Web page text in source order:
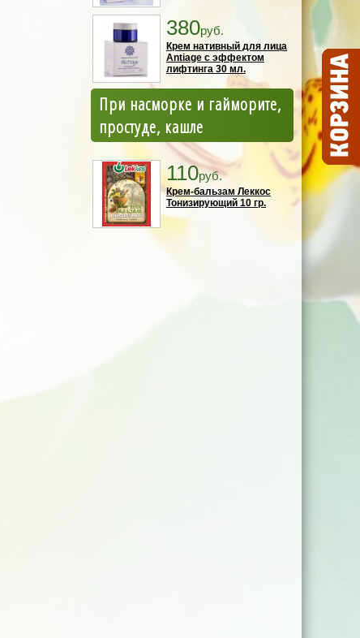
380руб.
Крем нативный для лица
Antiage с эффектом
лифтинга 30 мл.
При насморке и гайморите,
простуде, кашле
110руб.
Крем-бальзам Леккос
Тонизирующий 10 гр.